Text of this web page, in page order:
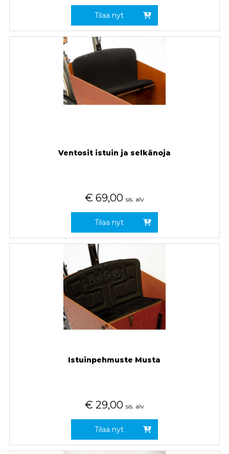
Tilaa nyt
Ventosit istuin ja selkänoja
€ 69,00 sis. alv
Tilaa nyt
Istuinpehmuste Musta
€ 29,00 sis. alv
Tilaa nyt